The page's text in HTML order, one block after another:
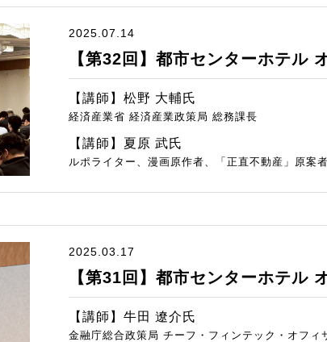
2025.07.14
【第32回】都市センターホテル
【講師】松野 大輔氏
経済産業省 経済産業政策局 総務課長
【講師】夏原 武氏
ルポライター、漫画原作者、「正直不動産」原案者
2025.03.17
【第31回】都市センターホテル
【講師】牛田 遼介氏
金融庁総合政策局 チーフ・フィンテック・オフィ